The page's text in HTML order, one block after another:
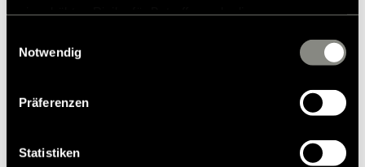
zustehen. Eingesetzte Dienstleister können Daten für
zusammenführen. Weitere Informationen finden Sie in
unsererDatenschutzerklärung
. Akzeptieren Sie oder
Einstellungen aus, erteilen Sie uns Ihre Einwilligung zur
Notwendig
Präferenzen
Statistiken